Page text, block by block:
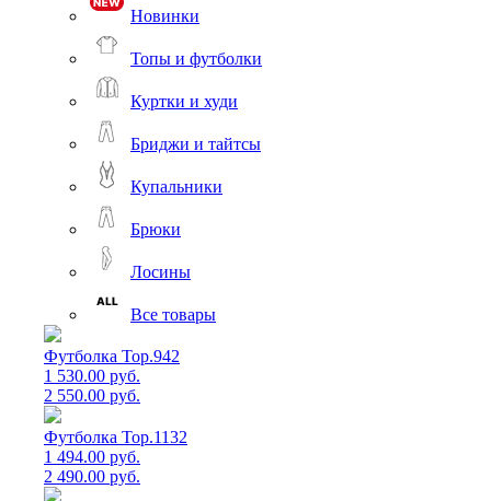
Новинки
Топы и футболки
Куртки и худи
Бриджи и тайтсы
Купальники
Брюки
Лосины
Все товары
Футболка Top.942
1 530.00 руб.
2 550.00 руб.
Футболка Top.1132
1 494.00 руб.
2 490.00 руб.